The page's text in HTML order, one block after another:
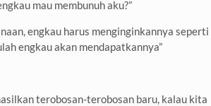
mau membunuh aku?”
engkau harus menginginkannya seperti
engkau akan mendapatkannya”
terobosan-terobosan baru, kalau kita